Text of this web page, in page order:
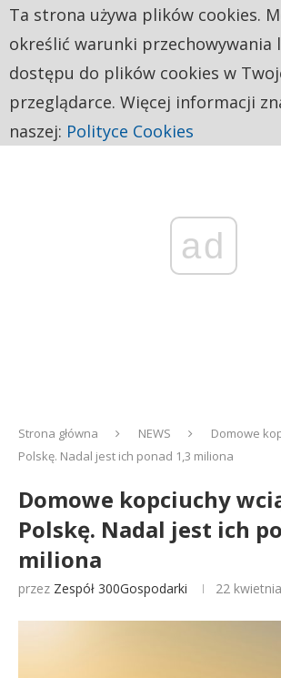
ad
Strona główna NEWS
Domowe
Polskę. Nadal jest ich ponad 1,3 miliona
Domowe kopciuchy
Polskę. Nadal jest ich
miliona
przez Zespół 300Gospodarki 22
Ta strona używa plików cookies.
określić warunki przechowywania
dostępu do plików cookies w
przeglądarce. Więcej informacji
naszej: Polityce Cookies